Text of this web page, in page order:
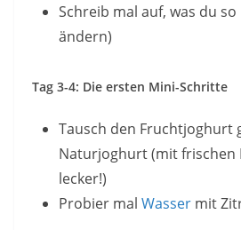
Schreib mal auf, was du
ändern)
Tag 3-4: Die ersten Mini-Schritte
Tausch den Fruchtjoghurt
Naturjoghurt (mit frischen
lecker!)
Probier mal Wasser mit